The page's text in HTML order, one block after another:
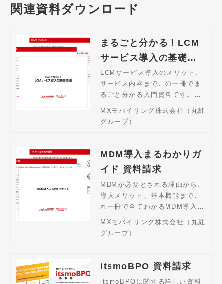
関連資料ダウンロード
まるごと分かる！LCM
サービス導入の基礎知
識 資料請求
LCMサービス導入のメリット、
サービス内容までこの一冊でま
るごと分かる入門資料です。当
ページからダウンロードいただ
けます。
MXモバイリング株式会社（丸紅
グループ）
MDM導入まるわかりガ
イド 資料請求
MDMが必要とされる理由から、
導入メリット、基本機能までこ
れ一冊で全てわかるMDM導入の
基礎知識資料です。当ページか
らダウンロードいただけます。
MXモバイリング株式会社（丸紅
グループ）
itsmoBPO 資料請求
itsmoBPOに関する詳しい資料